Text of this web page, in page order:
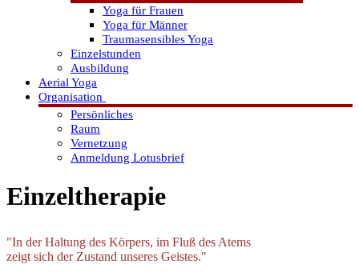
Yoga für Frauen
Yoga für Männer
Traumasensibles Yoga
Einzelstunden
Ausbildung
Aerial Yoga
Organisation
Persönliches
Raum
Vernetzung
Anmeldung Lotusbrief
Einzeltherapie
"In der Haltung des Körpers, im Fluß des Atems
zeigt sich der Zustand unseres Geistes."